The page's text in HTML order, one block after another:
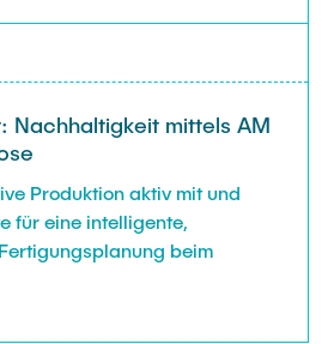
Nachhaltigkeit mittels AM
Produktion aktiv mit und
für eine intelligente,
beim